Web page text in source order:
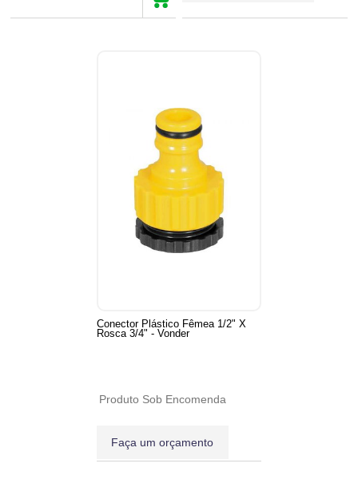
Conector Plástico Fêmea 1/2" X
Rosca 3/4" - Vonder
Produto Sob Encomenda
Faça um orçamento